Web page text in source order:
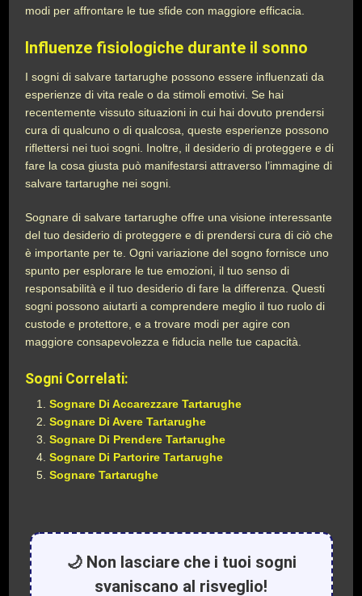
modi per affrontare le tue sfide con maggiore efficacia.
Influenze fisiologiche durante il sonno
I sogni di salvare tartarughe possono essere influenzati da
esperienze di vita reale o da stimoli emotivi. Se hai
recentemente vissuto situazioni in cui hai dovuto prendersi
cura di qualcuno o di qualcosa, queste esperienze possono
riflettersi nei tuoi sogni. Inoltre, il desiderio di proteggere e di
fare la cosa giusta può manifestarsi attraverso l’immagine di
salvare tartarughe nei sogni.
Sognare di salvare tartarughe offre una visione interessante
del tuo desiderio di proteggere e di prendersi cura di ciò che
è importante per te. Ogni variazione del sogno fornisce uno
spunto per esplorare le tue emozioni, il tuo senso di
responsabilità e il tuo desiderio di fare la differenza. Questi
sogni possono aiutarti a comprendere meglio il tuo ruolo di
custode e protettore, e a trovare modi per agire con
maggiore consapevolezza e fiducia nelle tue capacità.
Sogni Correlati:
Sognare Di Accarezzare Tartarughe
Sognare Di Avere Tartarughe
Sognare Di Prendere Tartarughe
Sognare Di Partorire Tartarughe
Sognare Tartarughe
🌙 Non lasciare che i tuoi sogni
svaniscano al risveglio!